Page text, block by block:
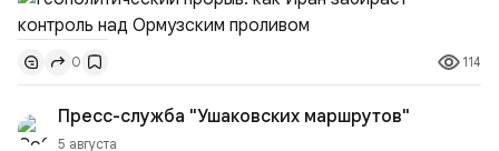
тезисы и последствия этого соглашения:. 1. Новые
доли контроля (75 на 25). Было: Ранее Иран и Оман
контролировали пролив на паритетных началах —
50/50. Стало: Новое соглашение закрепляет за
Ираном...
0 114
Пресс-служба "Ушаковских маршрутов"
5 августа